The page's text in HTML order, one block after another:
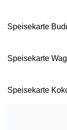
Speisekarte
Speisekarte
Speisekarte